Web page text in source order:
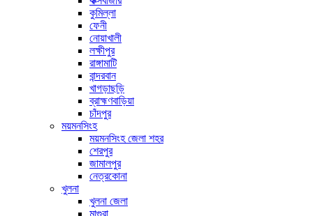
কুমিল্লা
ফেনী
নোয়াখালী
লক্ষীপুর
রাঙ্গামাটি
বান্দরবান
খাগড়াছড়ি
ব্রাহ্মণবাড়িয়া
চাঁদপুর
ময়মনসিংহ
ময়মনসিংহ জেলা শহর
শেরপুর
জামালপুর
নেত্রকোনা
খুলনা
খুলনা জেলা
মাগুরা